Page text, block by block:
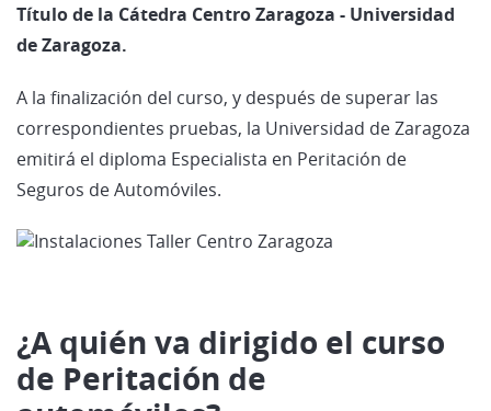
Título de la Cátedra Centro Zaragoza - Universidad
de Zaragoza.
A la finalización del curso, y después de superar las
correspondientes pruebas, la Universidad de Zaragoza
emitirá el diploma Especialista en Peritación de
Seguros de Automóviles.
¿A quién va dirigido el curso
de Peritación de